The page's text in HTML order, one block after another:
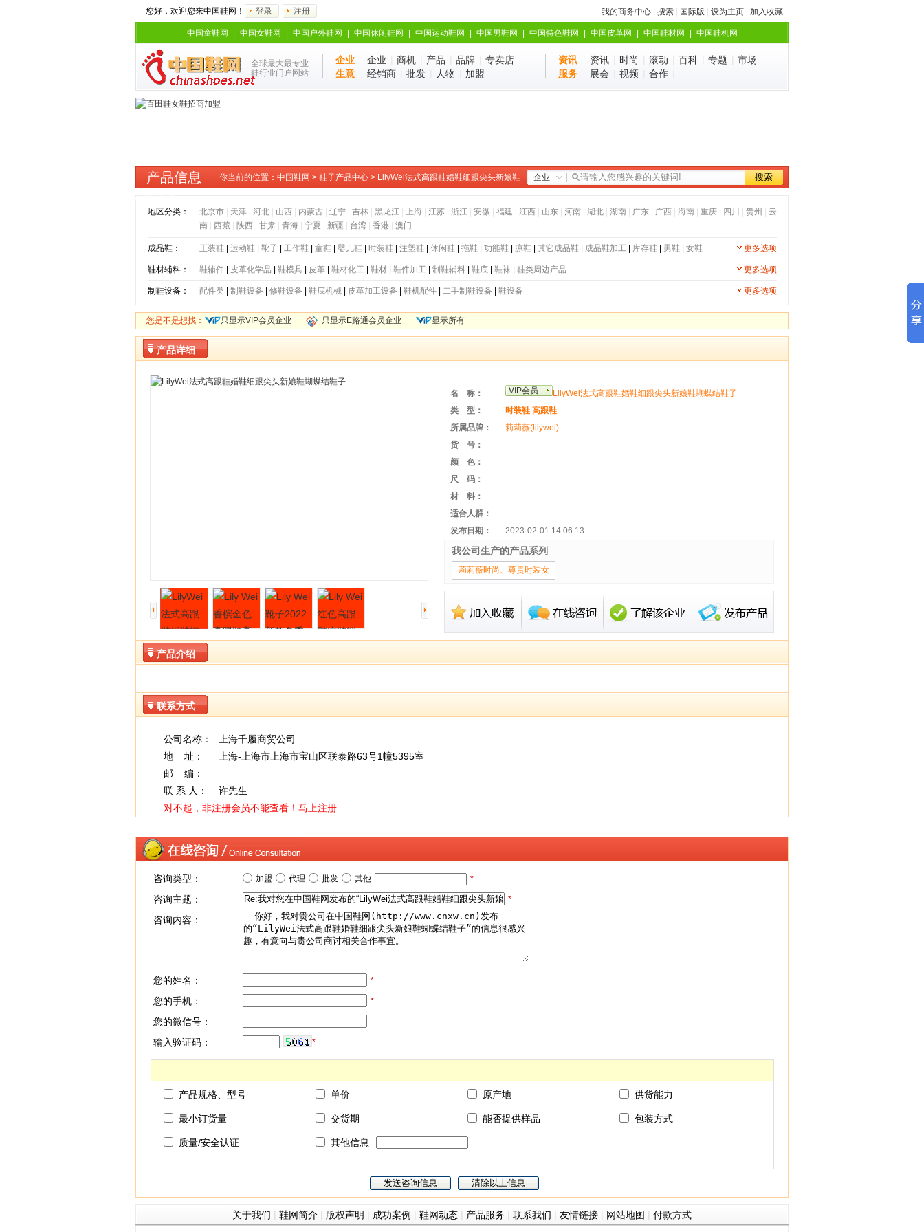
您好，欢迎您来中国鞋网！ 登录 注册 我的商务中心 搜索 国际版 设为主页 加入收藏
中国童鞋网 中国女鞋网 中国户外鞋网 中国休闲鞋网 中国运动鞋网 中国男鞋网 中国特色鞋网 中国皮革网 中国鞋材网 中国鞋机网
全球最大最专业
鞋行业门户网站
企业
生意
企业 商机 产品 品牌
专卖店
经销商
批发 人物 加盟
资讯
服务
资讯 时尚 滚动 百科 专题
市场
展会
视频 合作
产品信息 你当前的位置： 中国鞋网 > 鞋子产品中心 > LilyWei法式高跟鞋婚鞋细跟尖头新娘鞋 企业
地区分类： 北京市| 天津| 河北| 山西| 内蒙古| 辽宁| 吉林| 黑龙江 上海| 江苏| 浙江 安徽| 福建 江西| 山东| 河南| 湖北| 湖南| 广东| 广西| 海南| 重庆| 四川 贵州
云
南| 西藏| 陕西| 甘肃| 青海| 宁夏 新疆 台湾| 香港| 澳门
成品鞋： 更多选项
正装鞋| 运动鞋| 靴子| 工作鞋| 童鞋| 婴儿鞋| 时装鞋| 注塑鞋| 休闲鞋| 拖鞋| 功能鞋| 凉鞋| 其它成品鞋| 成品鞋加工| 库存鞋| 男鞋| 女鞋
鞋材辅料： 更多选项
鞋辅件| 皮革化学品 鞋模具 皮革| 鞋材化工| 鞋材| 鞋件加工| 制鞋辅料| 鞋底| 鞋袜| 鞋类周边产品
制鞋设备： 更多选项
配件类| 制鞋设备 修鞋设备 鞋底机械| 皮革加工设备 鞋机配件| 二手制鞋设备 鞋设备
您是不是想找： 只显示VIP会员企业 只显示E路通会员企业 显示所有
产品详细
名 称： LilyWei法式高跟鞋婚鞋细跟尖头新娘鞋蝴蝶结鞋子
VIP会员
类 型： 时装鞋 高跟鞋
所属品牌：
莉莉薇(lilywei)
货 号：
颜 色：
尺 码：
材 料：
适合人群：
发布日期：
2023-02-01 14:06:13
我公司生产的产品系列
莉莉薇时尚、尊贵时装女
产品介绍
联系方式
公司名称：
上海千履商贸公司
地 址：
上海-上海市上海市宝山区联泰路63号1幢5395室
邮 编：
联 系 人：
许先生
对不起，非注册会员不能查看！ 马上注册
咨询类型： 加盟 代理 批发 其他 *
咨询主题： *
咨询内容：
您的姓名： *
您的手机： *
您的微信号：
输入验证码：
*
产品规格、型号 单价 原产地 供货能力
最小订货量 交货期 能否提供样品 包装方式
质量/安全认证 其他信息
关于我们 | 鞋网简介 | 版权声明 | 成功案例 | 鞋网动态 | 产品服务 | 联系我们 | 友情链接 | 网站地图 | 付款方式